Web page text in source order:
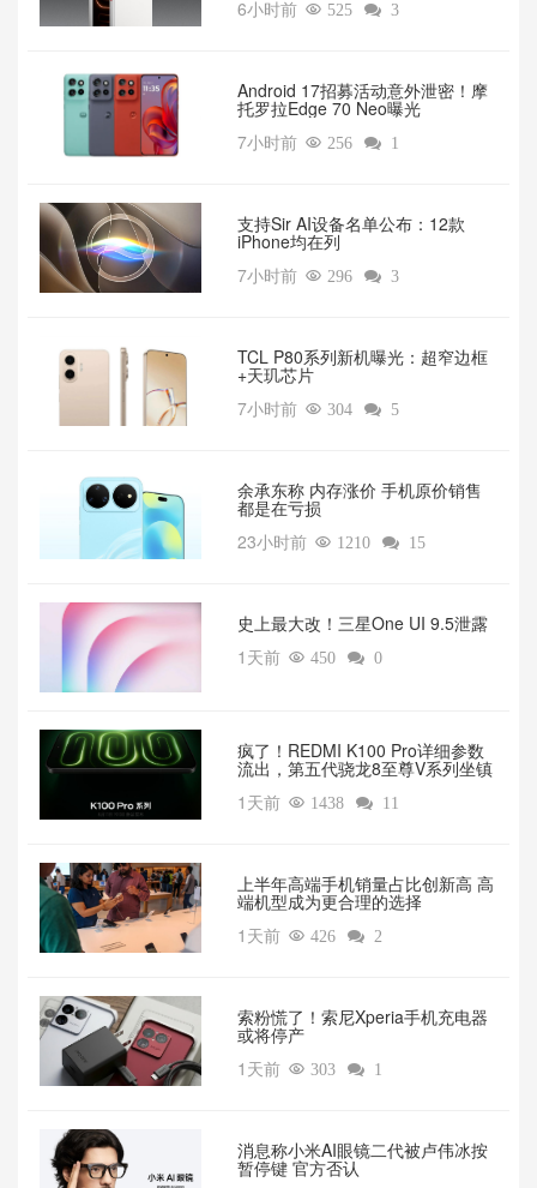
6小时前  525  3
Android 17招募活动意外泄密！摩
托罗拉Edge 70 Neo曝光
7小时前  256  1
支持Sir AI设备名单公布：12款
iPhone均在列
7小时前  296  3
TCL P80系列新机曝光：超窄边框
+天玑芯片
7小时前  304  5
余承东称 内存涨价 手机原价销售
都是在亏损
23小时前  1210  15
‌史上最大改！三星One UI 9.5泄露
1天前  450  0
疯了！REDMI K100 Pro详细参数
流出，第五代骁龙8至尊V系列坐镇‌
1天前  1438  11
上半年高端手机销量占比创新高 高
端机型成为更合理的选择
1天前  426  2
索粉慌了！索尼Xperia手机充电器
或将停产
1天前  303  1
消息称小米AI眼镜二代被卢伟冰按
暂停键 官方否认